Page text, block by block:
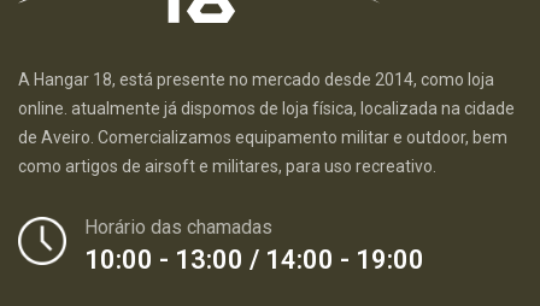
A Hangar 18, está presente no mercado desde 2014, como loja
online. atualmente já dispomos de loja física, localizada na cidade
de Aveiro. Comercializamos equipamento militar e outdoor, bem
como artigos de airsoft e militares, para uso recreativo.
Horário das chamadas
10:00 - 13:00 / 14:00 - 19:00